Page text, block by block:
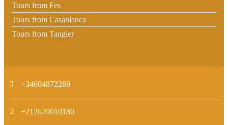
Tours from Fes
Tours from Casablanca
Tours from Tangier
+34604872269
+212670010180